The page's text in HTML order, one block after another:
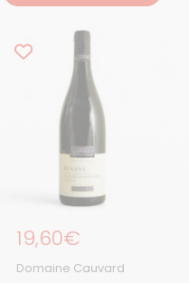
Prix régulier
19,60€
Domaine Cauvard